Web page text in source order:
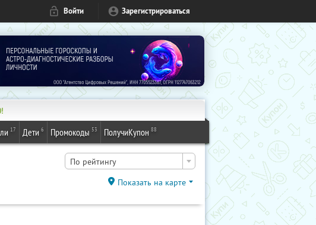
Войти Зарегистрироваться
17 Дети 6 Промокоды 53 ПолучиКупон 88
По рейтингу
Показать на карте